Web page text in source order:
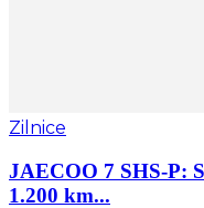
Zilnice
JAECOO 7 SHS-P:
1.200 km...